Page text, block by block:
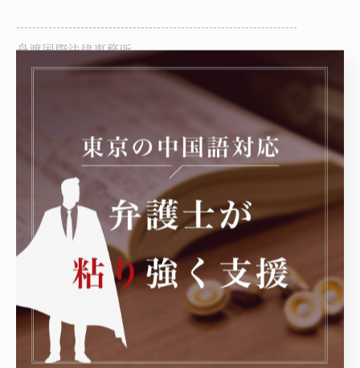
----------------------------------------------------------------------
舟渡国際法律事務所
住所 : 東京都豊島区高田3丁目4-10布施ビル本館3階
東京を中心に刑事事件の弁護
----------------------------------------------------------------------
刑事
< 前のページ 一覧に戻る 次のページ >